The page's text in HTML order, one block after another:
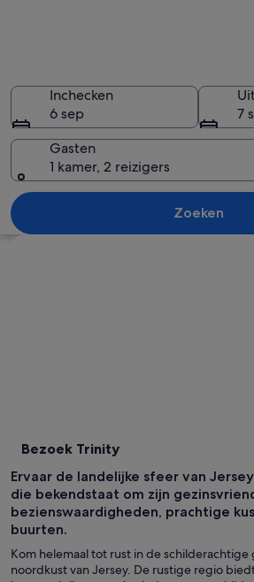
Een
Inchecken
6 sep
7
Gasten
1 kamer, 2 reizigers
Zoeken
Bezoek Trinity
Ervaar de landelijke sfeer van
die bekendstaat om zijn
bezienswaardigheden, prachtige
buurten.
Kom helemaal tot rust in de
noordkust van Jersey. De rustige regio